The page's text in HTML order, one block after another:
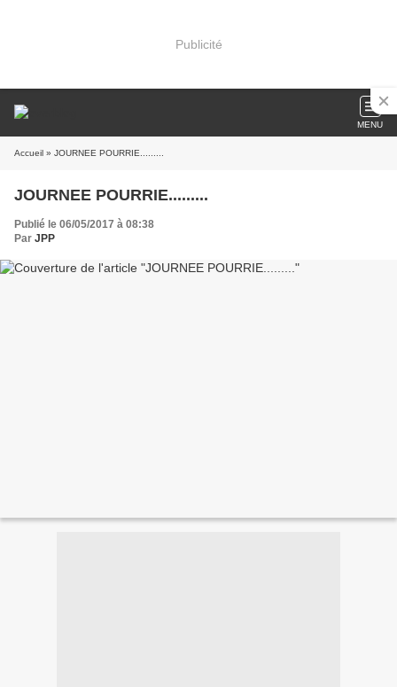
Publicité
MENU
Accueil » JOURNEE POURRIE.........
JOURNEE POURRIE.........
Publié le 06/05/2017 à 08:38
Par JPP